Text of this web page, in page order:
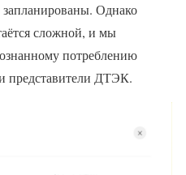
Однако
сложной, и мы
потреблению
представители ДТЭК.